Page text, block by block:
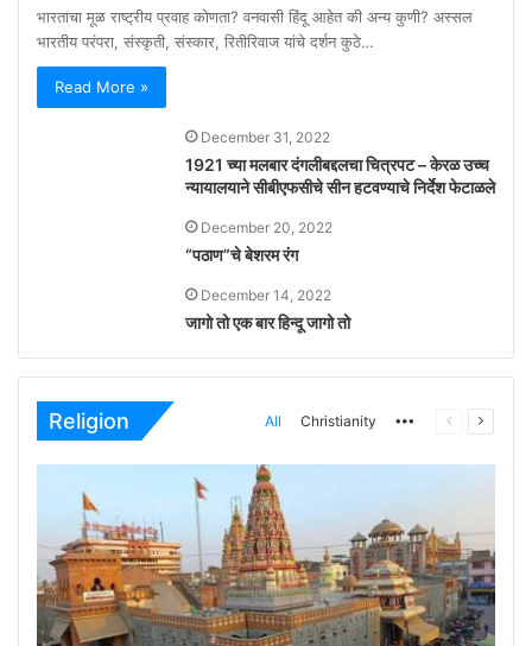
भारताचा मूळ राष्ट्रीय प्रवाह कोणता? वनवासी हिंदू आहेत की अन्य कुणी? अस्सल
भारतीय परंपरा, संस्कृती, संस्कार, रितीरिवाज यांचे दर्शन कुठे…
Read More »
December 31, 2022
1921 च्या मलबार दंगलीबद्दलचा चित्रपट – केरळ उच्च
न्यायालयाने सीबीएफसीचे सीन हटवण्याचे निर्देश फेटाळले
December 20, 2022
“पठाण”चे बेशरम रंग
December 14, 2022
जागो तो एक बार हिन्दू जागो तो
Religion All Christianity More Previous